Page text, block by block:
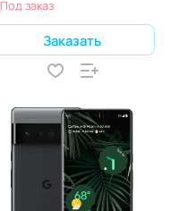
Под заказ
Заказать